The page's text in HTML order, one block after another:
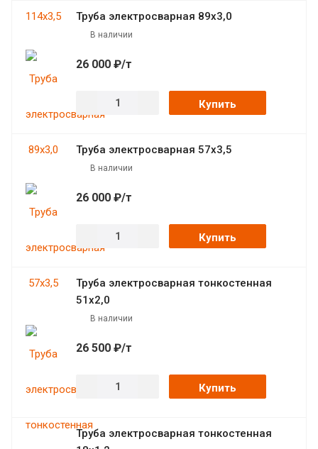
Труба электросварная 89х3,0
В наличии
26 000 ₽/т
Купить
Труба электросварная 57х3,5
В наличии
26 000 ₽/т
Купить
Труба электросварная тонкостенная
51х2,0
В наличии
26 500 ₽/т
Купить
Труба электросварная тонкостенная